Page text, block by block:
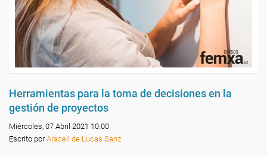
Herramientas para la toma de decisiones en la
gestión de proyectos
Miércoles, 07 Abril 2021 10:00
Escrito porAraceli de Lucas Sanz